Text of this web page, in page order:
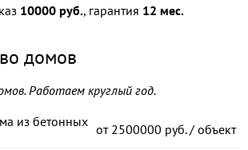
10000 руб., гарантия 12 мес.
домов
Работаем круглый год.
из бетонных от2500000 руб. / объект